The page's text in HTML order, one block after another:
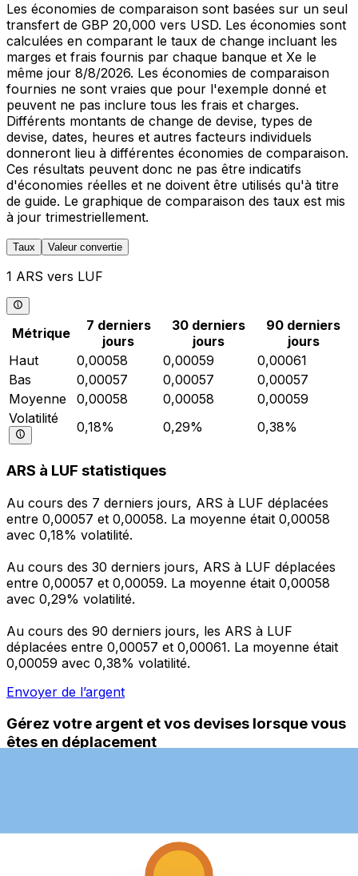
Les économies de comparaison sont basées sur un seul
transfert de GBP 20,000 vers USD. Les économies sont
calculées en comparant le taux de change incluant les
marges et frais fournis par chaque banque et Xe le
même jour 8/8/2026. Les économies de comparaison
fournies ne sont vraies que pour l'exemple donné et
peuvent ne pas inclure tous les frais et charges.
Différents montants de change de devise, types de
devise, dates, heures et autres facteurs individuels
donneront lieu à différentes économies de comparaison.
Ces résultats peuvent donc ne pas être indicatifs
d'économies réelles et ne doivent être utilisés qu'à titre
de guide. Le graphique de comparaison des taux est mis
à jour trimestriellement.
Taux Valeur convertie
1 ARS vers LUF
Métrique
7 derniers
jours
30 derniers
jours
90 derniers
jours
Haut
0,00058 0,00059
0,00061
Bas
0,00057 0,00057
0,00057
Moyenne
0,00058 0,00058
0,00059
Volatilité
0,18% 0,29% 0,38%
ARS à LUF statistiques
Au cours des 7 derniers jours, ARS à LUF déplacées
entre 0,00057 et 0,00058. La moyenne était 0,00058
avec 0,18% volatilité.
Au cours des 30 derniers jours, ARS à LUF déplacées
entre 0,00057 et 0,00059. La moyenne était 0,00058
avec 0,29% volatilité.
Au cours des 90 derniers jours, les ARS à LUF
déplacées entre 0,00057 et 0,00061. La moyenne était
0,00059 avec 0,38% volatilité.
Envoyer de l’argent
Gérez votre argent et vos devises lorsque vous
êtes en déplacement
l'argent à l'étranger sans frais cachés. Téléchargez
l'application dès aujourd'hui !